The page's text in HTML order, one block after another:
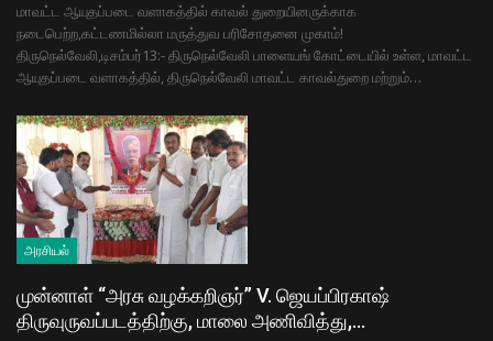
மாவட்ட ஆயுதப்படை வளாகத்தில் காவல் துறையினருக்காக
நடைபெற்ற,கட்டணமில்லா மருத்துவ பரிசோதனை முகாம்!
திருநெல்வேலி,டிசம்பர்13:- திருநெல்வேலி பாளையங் கோட்டையில் உள்ள, மாவட்ட
ஆயுதப்படை வளாகத்தில், திருநெல்வேலி மாவட்ட காவல்துறை மற்றும்…
அரசியல்
முன்னாள் “அரசு வழக்கறிஞர்” V. ஜெயப்பிரகாஷ்
திருவுருவப்படத்திற்கு, மாலை அணிவித்து,…